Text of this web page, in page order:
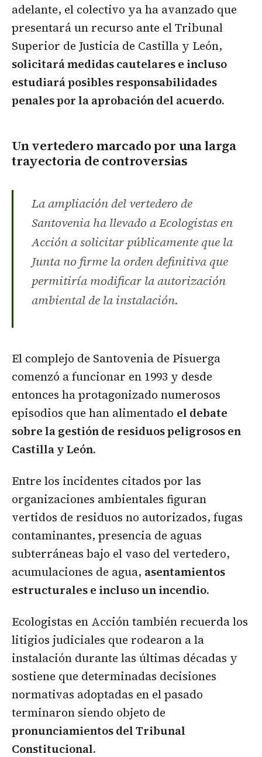
adelante, el colectivo ya ha avanzado que
presentará un recurso ante el Tribunal
Superior de Justicia de Castilla y León,
solicitará medidas cautelares e incluso
estudiará posibles responsabilidades
penales por la aprobación del acuerdo.
Un vertedero marcado por una larga
trayectoria de controversias
La ampliación del vertedero de
Santovenia ha llevado a Ecologistas en
Acción a solicitar públicamente que la
Junta no firme la orden definitiva que
permitiría modificar la autorización
ambiental de la instalación.
El complejo de Santovenia de Pisuerga
comenzó a funcionar en 1993 y desde
entonces ha protagonizado numerosos
episodios que han alimentado el debate
sobre la gestión de residuos peligrosos en
Castilla y León.
Entre los incidentes citados por las
organizaciones ambientales figuran
vertidos de residuos no autorizados, fugas
contaminantes, presencia de aguas
subterráneas bajo el vaso del vertedero,
acumulaciones de agua, asentamientos
estructurales e incluso un incendio.
Ecologistas en Acción también recuerda los
litigios judiciales que rodearon a la
instalación durante las últimas décadas y
sostiene que determinadas decisiones
normativas adoptadas en el pasado
terminaron siendo objeto de
pronunciamientos del Tribunal
Constitucional.